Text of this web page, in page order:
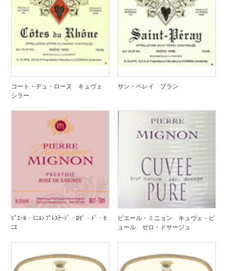
コート・デュ・ローヌ キュヴェ
シラー
サン・ペレイ ブラン
ﾋﾟｴｰﾙ・ﾐﾆｮﾝ ﾌﾟﾚｽﾃｰｼﾞ・ﾛｾﾞ・ﾄﾞ・ｾ
ﾆｴ
ピエール・ミニョン キュヴェ・ピ
ュール ゼロ・ドサージュ